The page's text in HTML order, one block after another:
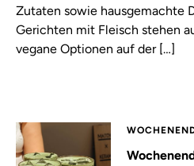
Zutaten sowie hausgemachte
Gerichten mit Fleisch stehen
vegane Optionen auf der […]